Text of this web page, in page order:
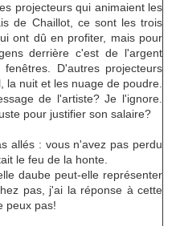
projecteurs qui animaient les
de Chaillot, ce sont les trois
ont dû en profiter, mais pour
derrière c'est de l'argent
D'autres projecteurs
la nuit et les nuage de poudre.
de l'artiste? Je l'ignore.
pour justifier son salaire?
allés : vous n'avez pas perdu
le feu de la honte.
daube peut-elle représenter
pas, j'ai la réponse à cette
peux pas!